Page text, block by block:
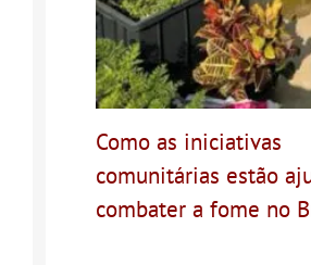
Como as iniciativas
comunitárias estão
combater a fome no